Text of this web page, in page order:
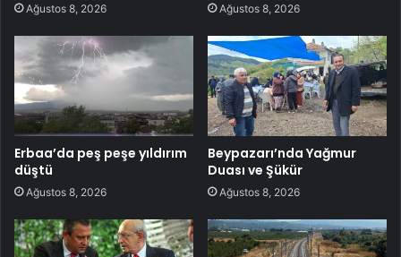
Ağustos 8, 2026 Ağustos 8, 2026
Erbaa’da peş peşe yıldırım
düştü
Ağustos 8, 2026
Beypazarı’nda Yağmur
Duası ve Şükür
Ağustos 8, 2026